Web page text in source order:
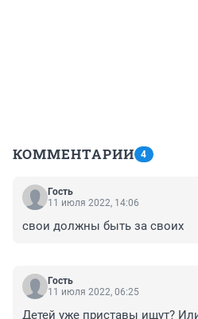
КОММЕНТАРИИ 4
Гость
11 июля 2022, 14:06
свои должны быть за своих
Гость
11 июля 2022, 06:25
Детей уже приставы ищут?